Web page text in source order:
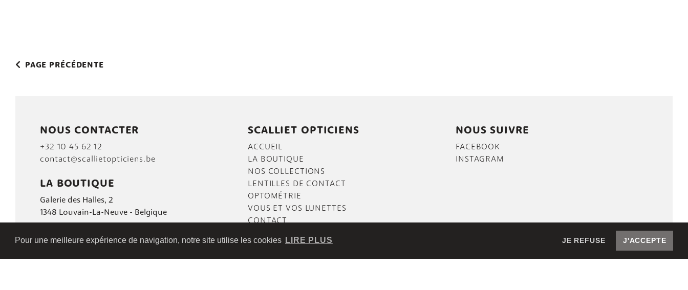
Pour une meilleure expérience de navigation, notre site utilise les cookies LIRE PLUS JE REFUSE J'ACCEPTE
PAGE PRÉCÉDENTE
NOUS CONTACTER
+32 10 45 62 12
contact@scallietopticiens.be
LA BOUTIQUE
Galerie des Halles, 2
1348 Louvain-La-Neuve - Belgique
SCALLIET OPTICIENS
ACCUEIL
LA BOUTIQUE
NOS COLLECTIONS
LENTILLES DE CONTACT
OPTOMÉTRIE
VOUS ET VOS LUNETTES
CONTACT
NOUS SUIVRE
FACEBOOK
INSTAGRAM